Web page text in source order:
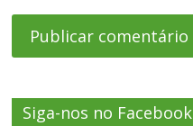
Siga-nos no Facebook